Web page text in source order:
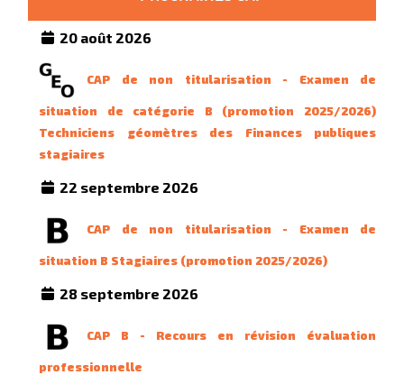
20 août 2026
CAP de non titularisation - Examen de
situation de catégorie B (promotion 2025/2026)
Techniciens géomètres des Finances publiques
stagiaires
22 septembre 2026
CAP de non titularisation - Examen de
situation B Stagiaires (promotion 2025/2026)
28 septembre 2026
CAP B - Recours en révision évaluation
professionnelle